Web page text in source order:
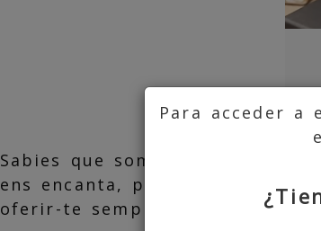
Sabies que som l'estanc de
ens encanta, perquè treballem
oferir-te sempre la millor
Para acceder a